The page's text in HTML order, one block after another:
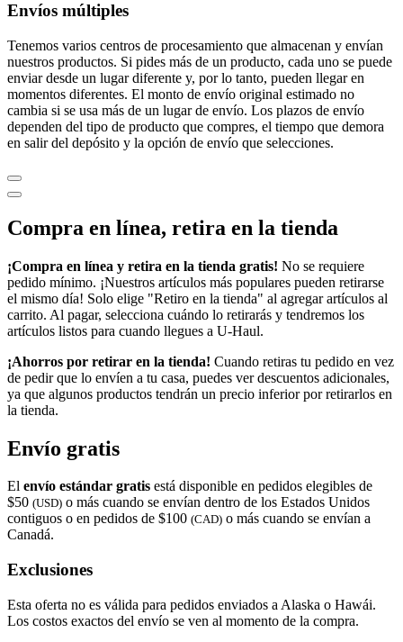
Envíos múltiples
Tenemos varios centros de procesamiento que almacenan y envían
nuestros productos. Si pides más de un producto, cada uno se puede
enviar desde un lugar diferente y, por lo tanto, pueden llegar en
momentos diferentes. El monto de envío original estimado no
cambia si se usa más de un lugar de envío. Los plazos de envío
dependen del tipo de producto que compres, el tiempo que demora
en salir del depósito y la opción de envío que selecciones.
Compra en línea, retira en la tienda
¡Compra en línea y retira en la tienda gratis! No se requiere
pedido mínimo. ¡Nuestros artículos más populares pueden retirarse
el mismo día! Solo elige "Retiro en la tienda" al agregar artículos al
carrito. Al pagar, selecciona cuándo lo retirarás y tendremos los
artículos listos para cuando llegues a U-Haul.
¡Ahorros por retirar en la tienda! Cuando retiras tu pedido en vez
de pedir que lo envíen a tu casa, puedes ver descuentos adicionales,
ya que algunos productos tendrán un precio inferior por retirarlos en
la tienda.
Envío gratis
El envío estándar gratis está disponible en pedidos elegibles de
$50 (USD) o más cuando se envían dentro de los Estados Unidos
contiguos o en pedidos de $100 (CAD) o más cuando se envían a
Canadá.
Exclusiones
Esta oferta no es válida para pedidos enviados a Alaska o Hawái.
Los costos exactos del envío se ven al momento de la compra.